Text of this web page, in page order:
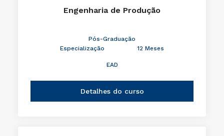
Engenharia de Produção
Pós-Graduação
Especialização
12 Meses
EAD
Detalhes do curso